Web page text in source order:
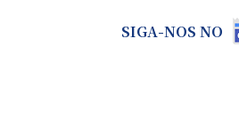
SIGA-NOS NO